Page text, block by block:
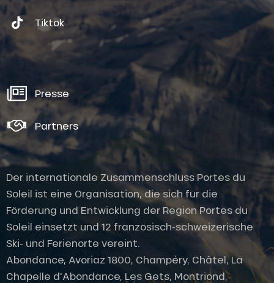
Tiktok
Presse
Partners
Der internationale Zusammenschluss Portes du
Soleil ist eine Organisation, die sich für die
Förderung und Entwicklung der Region Portes du
Soleil einsetzt und 12 französisch-schweizerische
Ski- und Ferienorte vereint.
Abondance, Avoriaz 1800, Champéry, Châtel, La
Chapelle d'Abondance, Les Gets, Montriond,